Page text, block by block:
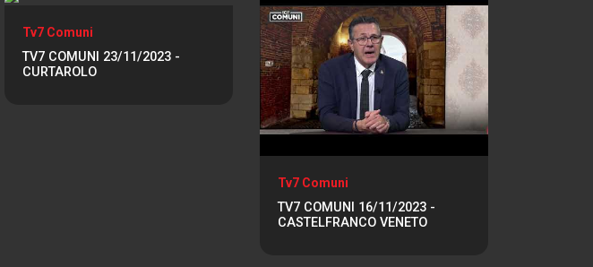
Tv7 Comuni
TV7 COMUNI 23/11/2023 -
CURTAROLO
Tv7 Comuni
TV7 COMUNI 16/11/2023 -
CASTELFRANCO VENETO